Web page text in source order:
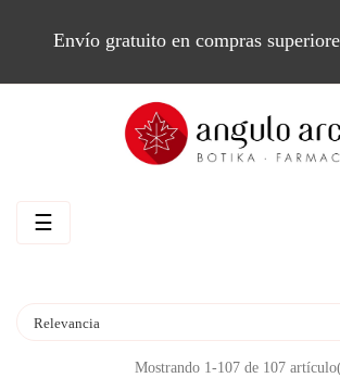
Envío gratuito en compras
Navegación
☰
Relevancia
Mostrando 1-107 de 107